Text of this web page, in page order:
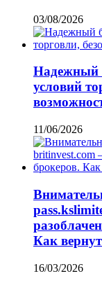
03/08/2026
Надежный
условий
11/06/2026
Как
16/03/2026